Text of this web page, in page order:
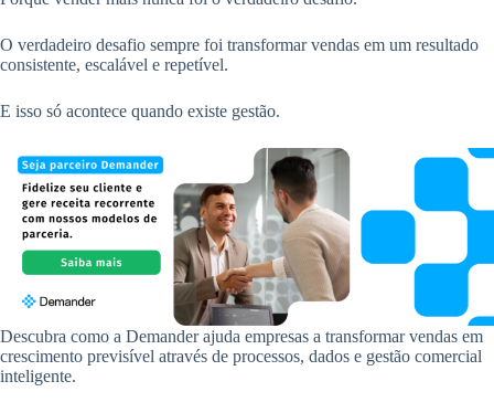
O verdadeiro desafio sempre foi transformar vendas em um resultado
consistente, escalável e repetível.
E isso só acontece quando existe gestão.
Descubra como a Demander ajuda empresas a transformar vendas em
crescimento previsível através de processos, dados e gestão comercial
inteligente.